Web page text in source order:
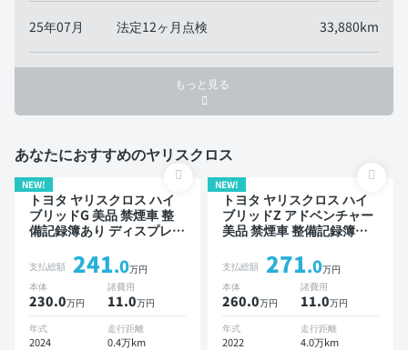
25年07月 法定12ヶ月点検 33,880km
もっと見る
あなたにおすすめのヤリスクロス
NEW!
トヨタ ヤリスクロス ハイ
ブリッドG 美品 禁煙車 整
備記録簿あり ディスプレイ
り TV ブラインドスポット
モニター オートクルーズ
スマートキー ETC バック
モニター 衝突軽減
支払総額 241.0万円
本体
230.0万円
諸費用
11.0万円
年式
2024
走行距離
0.4万km
NEW!
トヨタ ヤリスクロス ハイ
ブリッドZ アドベンチャー
美品 禁煙車 整備記録簿あ
※ナビキットあり TV ブライ
ンドスポットモニター オー
トクルーズ ワイヤレスキー
ETC バックモニター 全方
位カメラ ドライブレコーダ
ー 衝突軽減
支払総額 271.0万円
本体
260.0万円
諸費用
11.0万円
年式
2022
走行距離
4.0万km